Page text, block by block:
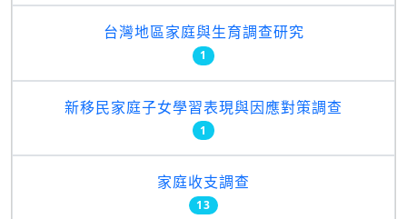
台灣地區家庭與生育調查研究
1
新移民家庭子女學習表現與因應對策調查
1
家庭收支調查
13